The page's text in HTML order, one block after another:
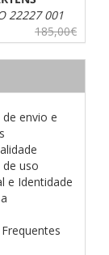
22227 001
185,00€
envio e
uso
e Identidade